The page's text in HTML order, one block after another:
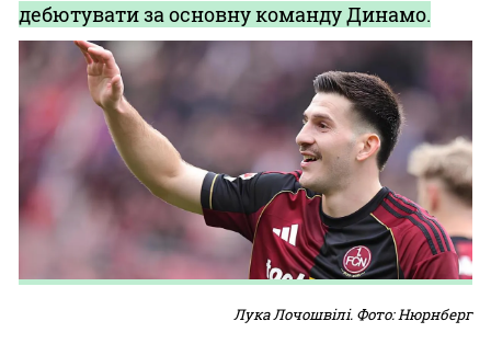
дебютувати за основну команду Динамо.
Лука Лочошвілі. Фото: Нюрнберг